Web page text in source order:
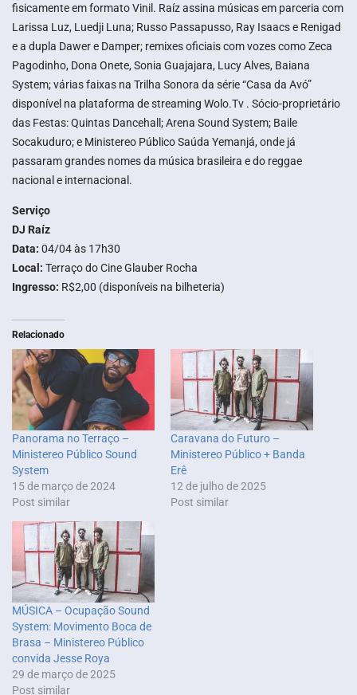
fisicamente em formato Vinil. Raíz assina músicas em parceria com
Larissa Luz, Luedji Luna; Russo Passapusso, Ray Isaacs e Renigad
e a dupla Dawer e Damper; remixes oficiais com vozes como Zeca
Pagodinho, Dona Onete, Sonia Guajajara, Lucy Alves, Baiana
System; várias faixas na Trilha Sonora da série “Casa da Avó”
disponível na plataforma de streaming Wolo.Tv . Sócio-proprietário
das Festas: Quintas Dancehall; Arena Sound System; Baile
Socakuduro; e Ministereo Público Saúda Yemanjá, onde já
passaram grandes nomes da música brasileira e do reggae
nacional e internacional.
Serviço
DJ Raíz
Data: 04/04 às 17h30
Local: Terraço do Cine Glauber Rocha
Ingresso: R$2,00 (disponíveis na bilheteria)
Relacionado
Panorama no Terraço –
Ministereo Público Sound
System
15 de março de 2024
Post similar
Caravana do Futuro –
Ministereo Público + Banda
Erê
12 de julho de 2025
Post similar
MÚSICA – Ocupação Sound
System: Movimento Boca de
Brasa – Ministereo Público
convida Jesse Roya
29 de março de 2025
Post similar